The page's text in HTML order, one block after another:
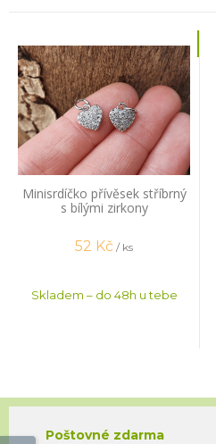
Minisrdíčko přívěsek stříbrný
s bílými zirkony
52 Kč / ks
Skladem – do 48h u tebe
Poštovné zdarma